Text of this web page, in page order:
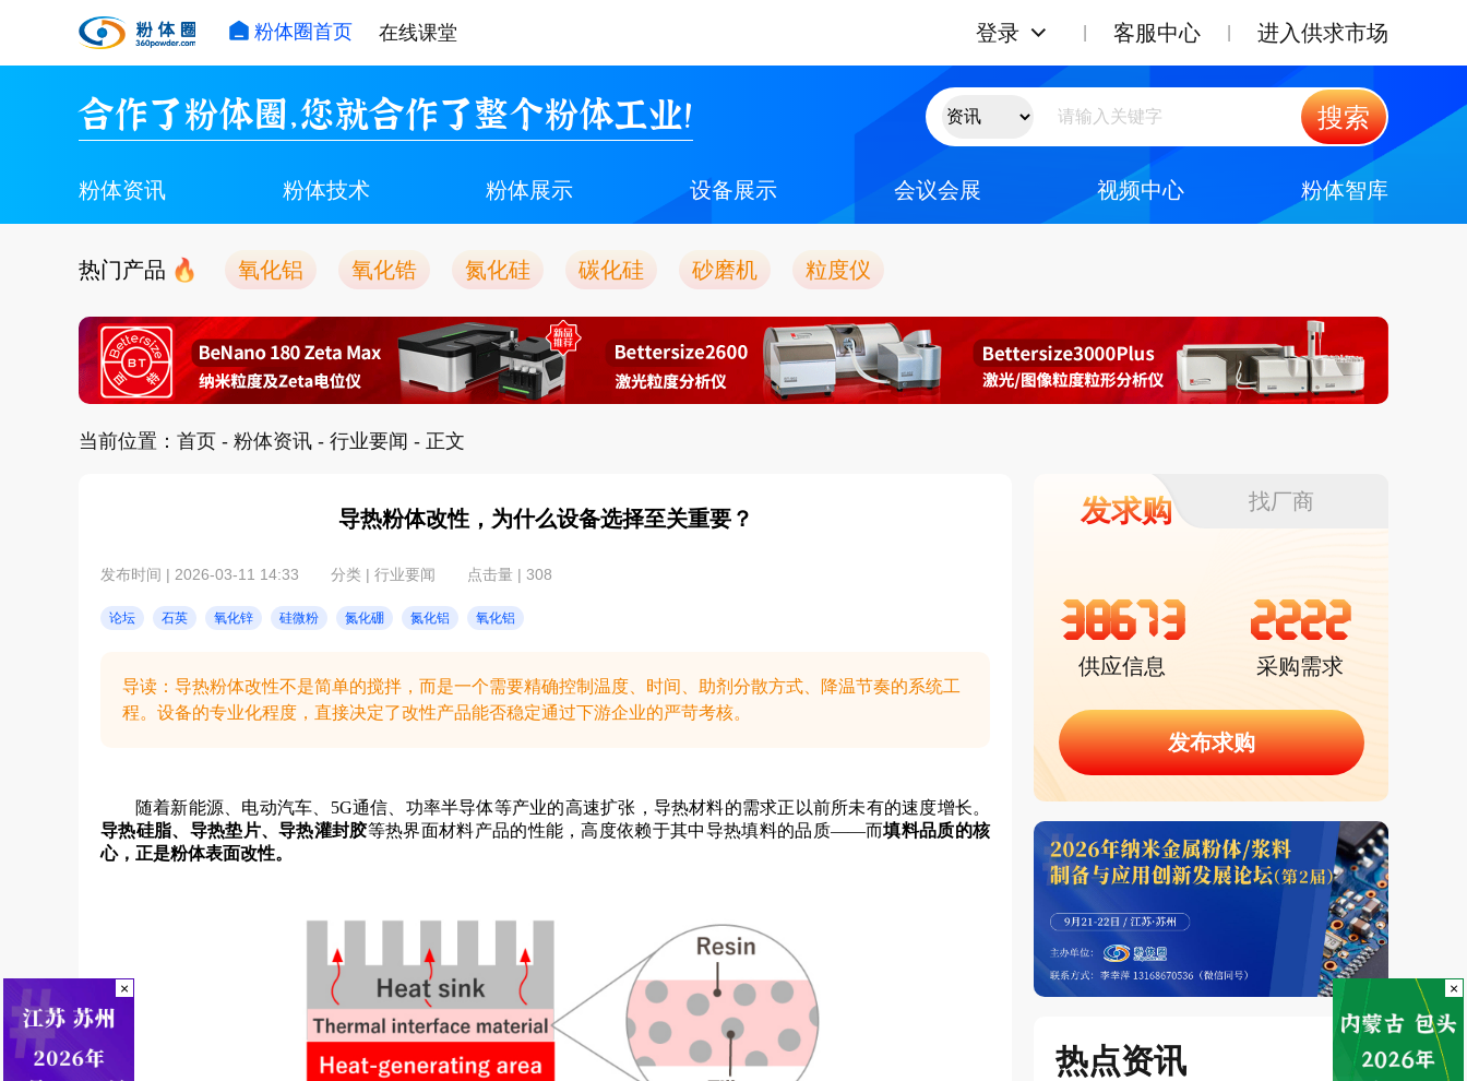
粉体圈首页 在线课堂 登录 客服中心 进入供求市场
合作了粉体圈，您就合作了整个粉体工业！ 搜索
粉体资讯 粉体技术 粉体展示 设备展示 会议会展 视频中心 粉体智库
热门产品 氧化铝 氧化锆 氮化硅 碳化硅 砂磨机 粒度仪
当前位置： 首页 - 粉体资讯 - 行业要闻 - 正文
导热粉体改性，为什么设备选择至关重要？
发布时间 | 2026-03-11 14:33 分类 | 行业要闻 点击量 | 308
论坛 石英 氧化锌 硅微粉 氮化硼 氮化铝 氧化铝
导读：导热粉体改性不是简单的搅拌，而是一个需要精确控制温度、时间、助剂分散方式、降温节奏的系统工
程。设备的专业化程度，直接决定了改性产品能否稳定通过下游企业的严苛考核。
随着新能源、电动汽车、5G通信、功率半导体等产业的高速扩张，导热材料的需求正以前所未有的速度增长。
导热硅脂、导热垫片、导热灌封胶等热界面材料产品的性能，高度依赖于其中导热填料的品质——而填料品质的核
心，正是粉体表面改性。
发求购 找厂商
38673
供应信息
2222
采购需求
发布求购
热点资讯
× ×